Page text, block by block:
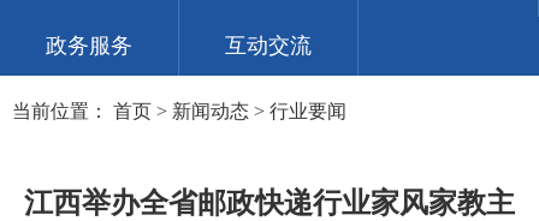
政务服务 互动交流
当前位置： 首页 > 新闻动态 > 行业要闻
江西举办全省邮政快递行业家风家教主